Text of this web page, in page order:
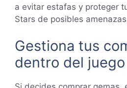
a evitar estafas y proteger
Stars de posibles
Gestiona tus
dentro del juego